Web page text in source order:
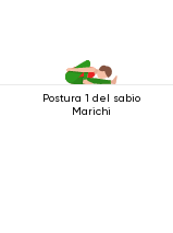
Postura 1 del sabio
Marichi